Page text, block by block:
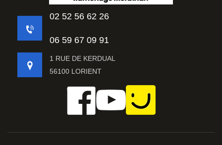
02 52 56 62 26
06 59 67 09 91
1 RUE DE KERDUAL
56100 LORIENT